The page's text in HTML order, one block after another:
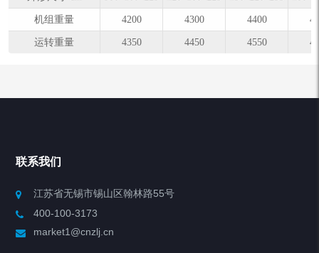
机组重量 4200 4300 4400
运转重量 4350 4450 4550
联系我们
江苏省无锡市锡山区翰林路55号
400-100-3173
market1@cnzlj.cn